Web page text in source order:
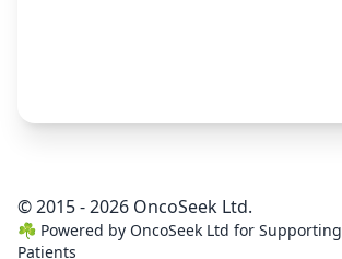
© 2015 - 2026 OncoSeek Ltd.
☘️ Powered by OncoSeek Ltd for Supporting
Patients